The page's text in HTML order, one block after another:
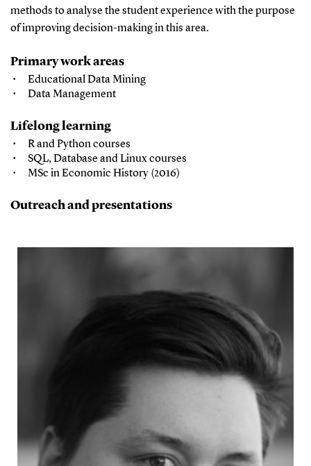
methods to analyse the student experience with the purpose
of improving decision-making in this area.
Primary work areas
Educational Data Mining
Data Management
Lifelong learning
R and Python courses
SQL, Database and Linux courses
MSc in Economic History (2016)
Outreach and presentations